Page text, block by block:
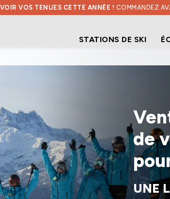
VOS TENUES CETTE ANNÉE ! COMMANDEZ
STATIONS DE SKI
de
UNE